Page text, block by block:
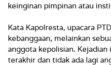
keinginan pimpinan atau
Kata Kapolresta, upacara
kebanggaan, melainkan
anggota kepolisian.
terakhir dan tidak ada lagi